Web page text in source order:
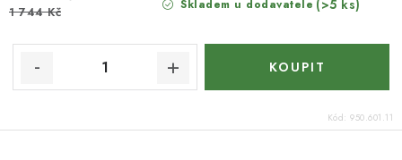
Skladem u dodavatele (>5 ks)
1 744 Kč
Kód: 950.601.11